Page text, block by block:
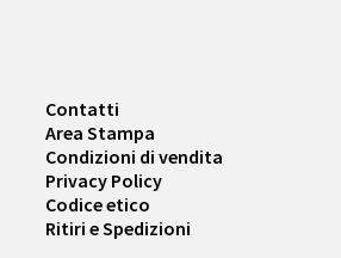
Contatti
Area Stampa
Condizioni di vendita
Privacy Policy
Codice etico
Ritiri e Spedizioni